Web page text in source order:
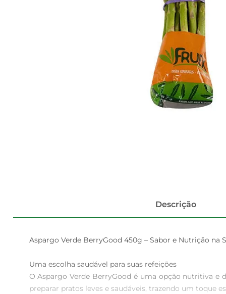
Descrição
Aspargo Verde BerryGood 450g – Sabor e Nutrição na
Uma escolha saudável para suas refeições
O Aspargo Verde BerryGood é uma opção nutritiva e
preparar pratos leves e saudáveis, trazendo um toque